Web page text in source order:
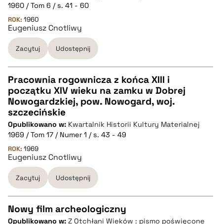
pobierz cytat
BIBTEX
pobierz cytat
1960 / Tom 6 / s. 41 - 60
ROK: 1960
Eugeniusz Cnotliwy
Zacytuj Udostępnij
CZYSTY TEKST
pobierz cytat
BIBTEX
pobierz cytat
Pracownia rogownicza z końca XIII i
początku XIV wieku na zamku w Dobrej
Nowogardzkiej, pow. Nowogard, woj.
szczecińskie
Opublikowano w: Kwartalnik Historii Kultury Materialnej
1969 / Tom 17 / Numer 1 / s. 43 - 49
ROK: 1969
Eugeniusz Cnotliwy
Zacytuj Udostępnij
Nowy film archeologiczny
Opublikowano w: Z Otchłani Wieków : pismo poświęcone